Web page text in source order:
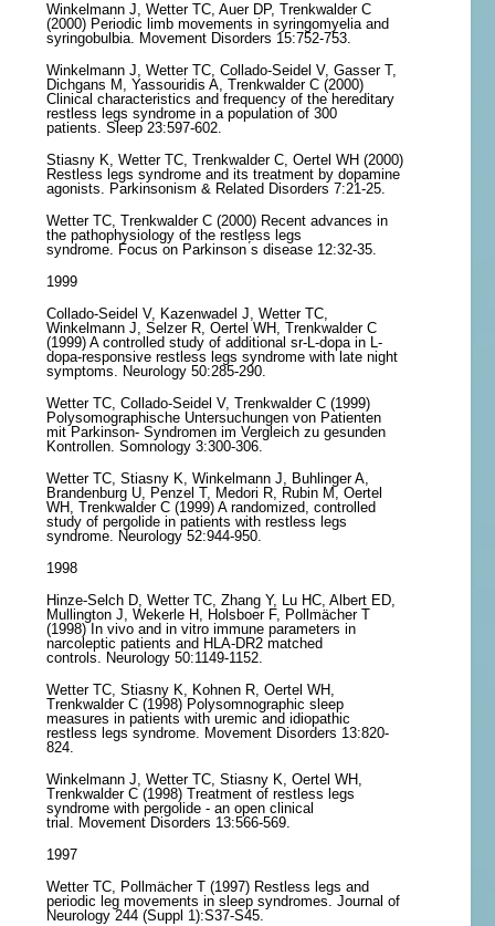
Winkelmann J, Wetter TC, Auer DP, Trenkwalder C
(2000) Periodic limb movements in syringomyelia and
syringobulbia. Movement Disorders 15:752-753.
Winkelmann J, Wetter TC, Collado-Seidel V, Gasser T,
Dichgans M, Yassouridis A, Trenkwalder C (2000)
Clinical characteristics and frequency of the hereditary
restless legs syndrome in a population of 300
patients. Sleep 23:597-602.
Stiasny K, Wetter TC, Trenkwalder C, Oertel WH (2000)
Restless legs syndrome and its treatment by dopamine
agonists. Parkinsonism & Related Disorders 7:21-25.
Wetter TC, Trenkwalder C (2000) Recent advances in
the pathophysiology of the restless legs
syndrome. Focus on Parkinson ́s disease 12:32-35.
1999
Collado-Seidel V, Kazenwadel J, Wetter TC,
Winkelmann J, Selzer R, Oertel WH, Trenkwalder C
(1999) A controlled study of additional sr-L-dopa in L-
dopa-responsive restless legs syndrome with late night
symptoms. Neurology 50:285-290.
Wetter TC, Collado-Seidel V, Trenkwalder C (1999)
Polysomographische Untersuchungen von Patienten
mit Parkinson- Syndromen im Vergleich zu gesunden
Kontrollen. Somnology 3:300-306.
Wetter TC, Stiasny K, Winkelmann J, Buhlinger A,
Brandenburg U, Penzel T, Medori R, Rubin M, Oertel
WH, Trenkwalder C (1999) A randomized, controlled
study of pergolide in patients with restless legs
syndrome. Neurology 52:944-950.
1998
Hinze-Selch D, Wetter TC, Zhang Y, Lu HC, Albert ED,
Mullington J, Wekerle H, Holsboer F, Pollmächer T
(1998) In vivo and in vitro immune parameters in
narcoleptic patients and HLA-DR2 matched
controls. Neurology 50:1149-1152.
Wetter TC, Stiasny K, Kohnen R, Oertel WH,
Trenkwalder C (1998) Polysomnographic sleep
measures in patients with uremic and idiopathic
restless legs syndrome. Movement Disorders 13:820-
824.
Winkelmann J, Wetter TC, Stiasny K, Oertel WH,
Trenkwalder C (1998) Treatment of restless legs
syndrome with pergolide - an open clinical
trial. Movement Disorders 13:566-569.
1997
Wetter TC, Pollmächer T (1997) Restless legs and
periodic leg movements in sleep syndromes. Journal of
Neurology 244 (Suppl 1):S37-S45.